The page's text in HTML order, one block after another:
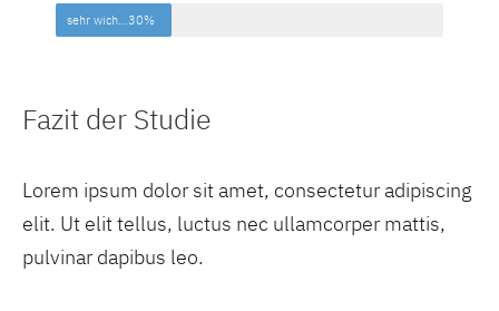
sehr wichtig bzw. wichtig30%
Fazit der Studie
Lorem ipsum dolor sit amet, consectetur adipiscing
elit. Ut elit tellus, luctus nec ullamcorper mattis,
pulvinar dapibus leo.